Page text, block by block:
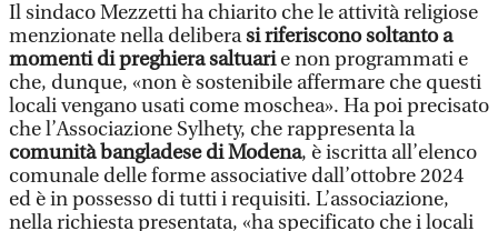
Il sindaco Mezzetti ha chiarito che le attività religiose
menzionate nella deliberasi riferiscono soltanto a
momenti di preghiera saltuarie non programmati e
che, dunque, «non è sostenibile affermare che questi
locali vengano usati come moschea». Ha poi precisato
che l’Associazione Sylhety, che rappresenta la
comunità bangladese di Modena, è iscritta all’elenco
comunale delle forme associative dall’ottobre 2024
ed è in possesso di tutti i requisiti. L’associazione,
nella richiesta presentata, «ha specificato che i locali